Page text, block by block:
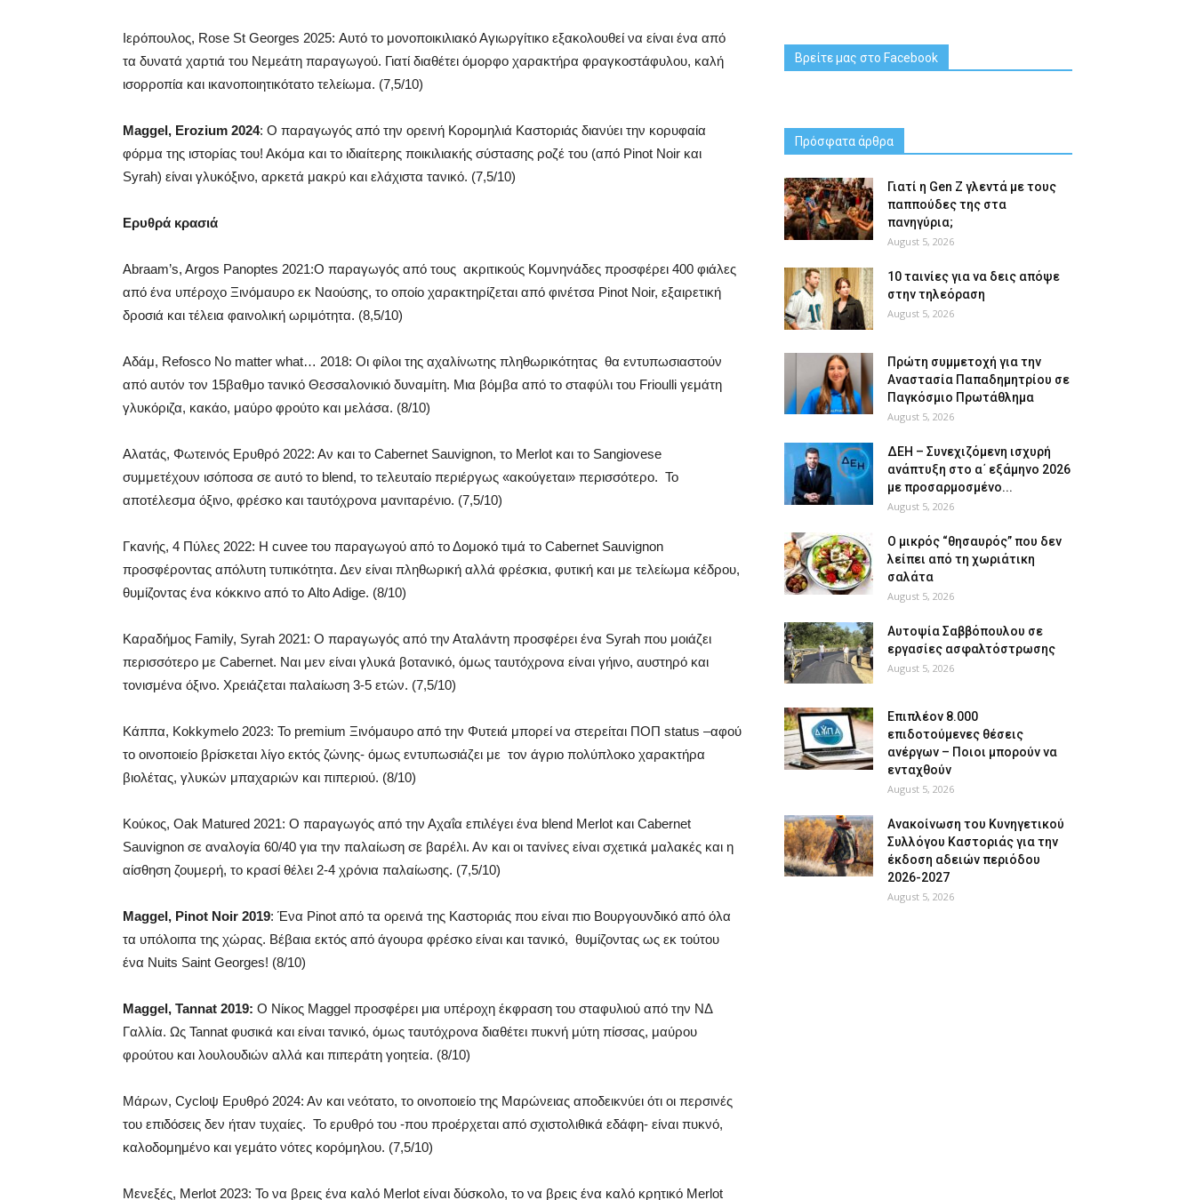
Ιερόπουλος, Rose St Georges 2025: Αυτό το μονοποικιλιακό Αγιωργίτικο εξακολουθεί να είναι ένα από
τα δυνατά χαρτιά του Νεμεάτη παραγωγού. Γιατί διαθέτει όμορφο χαρακτήρα φραγκοστάφυλου, καλή
ισορροπία και ικανοποιητικότατο τελείωμα. (7,5/10)
Maggel, Erozium 2024: Ο παραγωγός από την ορεινή Κορομηλιά Καστοριάς διανύει την κορυφαία
φόρμα της ιστορίας του! Ακόμα και το ιδιαίτερης ποικιλιακής σύστασης ροζέ του (από Pinot Noir και
Syrah) είναι γλυκόξινο, αρκετά μακρύ και ελάχιστα τανικό. (7,5/10)
Ερυθρά κρασιά
Abraam’s, Argos Panoptes 2021:O παραγωγός από τους ακριτικούς Κομνηνάδες προσφέρει 400 φιάλες
από ένα υπέροχο Ξινόμαυρο εκ Ναούσης, το οποίο χαρακτηρίζεται από φινέτσα Pinot Noir, εξαιρετική
δροσιά και τέλεια φαινολική ωριμότητα. (8,5/10)
Αδάμ, Refosco No matter what… 2018: Οι φίλοι της αχαλίνωτης πληθωρικότητας θα εντυπωσιαστούν
από αυτόν τον 15βαθμο τανικό Θεσσαλονικιό δυναμίτη. Μια βόμβα από το σταφύλι του Frioulli γεμάτη
γλυκόριζα, κακάο, μαύρο φρούτο και μελάσα. (8/10)
Αλατάς, Φωτεινός Ερυθρό 2022: Αν και το Cabernet Sauvignon, το Merlot και το Sangiovese
συμμετέχουν ισόποσα σε αυτό το blend, το τελευταίο περιέργως «ακούγεται» περισσότερο. Το
αποτέλεσμα όξινο, φρέσκο και ταυτόχρονα μανιταρένιο. (7,5/10)
Γκανής, 4 Πύλες 2022: Η cuvee του παραγωγού από το Δομοκό τιμά το Cabernet Sauvignon
προσφέροντας απόλυτη τυπικότητα. Δεν είναι πληθωρική αλλά φρέσκια, φυτική και με τελείωμα κέδρου,
θυμίζοντας ένα κόκκινο από το Alto Adige. (8/10)
Καραδήμος Family, Syrah 2021: Ο παραγωγός από την Αταλάντη προσφέρει ένα Syrah που μοιάζει
περισσότερο με Cabernet. Ναι μεν είναι γλυκά βοτανικό, όμως ταυτόχρονα είναι γήινο, αυστηρό και
τονισμένα όξινο. Χρειάζεται παλαίωση 3-5 ετών. (7,5/10)
Κάππα, Kokkymelo 2023: Το premium Ξινόμαυρο από την Φυτειά μπορεί να στερείται ΠΟΠ status –αφού
το οινοποιείο βρίσκεται λίγο εκτός ζώνης- όμως εντυπωσιάζει με τον άγριο πολύπλοκο χαρακτήρα
βιολέτας, γλυκών μπαχαριών και πιπεριού. (8/10)
Κούκος, Oak Matured 2021: Ο παραγωγός από την Αχαΐα επιλέγει ένα blend Merlot και Cabernet
Sauvignon σε αναλογία 60/40 για την παλαίωση σε βαρέλι. Αν και οι τανίνες είναι σχετικά μαλακές και η
αίσθηση ζουμερή, το κρασί θέλει 2-4 χρόνια παλαίωσης. (7,5/10)
Maggel, Pinot Noir 2019: Ένα Pinot από τα ορεινά της Καστοριάς που είναι πιο Βουργουνδικό από όλα
τα υπόλοιπα της χώρας. Βέβαια εκτός από άγουρα φρέσκο είναι και τανικό, θυμίζοντας ως εκ τούτου
ένα Nuits Saint Georges! (8/10)
Maggel, Tannat 2019: Ο Νίκος Maggel προσφέρει μια υπέροχη έκφραση του σταφυλιού από την ΝΔ
Γαλλία. Ως Tannat φυσικά και είναι τανικό, όμως ταυτόχρονα διαθέτει πυκνή μύτη πίσσας, μαύρου
φρούτου και λουλουδιών αλλά και πιπεράτη γοητεία. (8/10)
Μάρων, Cycloψ Ερυθρό 2024: Αν και νεότατο, το οινοποιείο της Μαρώνειας αποδεικνύει ότι οι περσινές
του επιδόσεις δεν ήταν τυχαίες. Το ερυθρό του -που προέρχεται από σχιστολιθικά εδάφη- είναι πυκνό,
καλοδομημένο και γεμάτο νότες κορόμηλου. (7,5/10)
Μενεξές, Merlot 2023: Το να βρεις ένα καλό Merlot είναι δύσκολο, το να βρεις ένα καλό κρητικό Merlot
Βρείτε μας στο Facebook
Πρόσφατα άρθρα
Γιατί η Gen Z γλεντά με τους
παππούδες της στα
πανηγύρια;
August 5, 2026
10 ταινίες για να δεις απόψε
στην τηλεόραση
August 5, 2026
Πρώτη συμμετοχή για την
Αναστασία Παπαδημητρίου σε
Παγκόσμιο Πρωτάθλημα
August 5, 2026
ΔΕΗ – Συνεχιζόμενη ισχυρή
ανάπτυξη στο α΄ εξάμηνο 2026
με προσαρμοσμένο...
August 5, 2026
O μικρός “θησαυρός” που δεν
λείπει από τη χωριάτικη
σαλάτα
August 5, 2026
Αυτοψία Σαββόπουλου σε
εργασίες ασφαλτόστρωσης
August 5, 2026
Επιπλέον 8.000
επιδοτούμενες θέσεις
ανέργων – Ποιοι μπορούν να
ενταχθούν
August 5, 2026
Ανακοίνωση του Κυνηγετικού
Συλλόγου Καστοριάς για την
έκδοση αδειών περιόδου
2026-2027
August 5, 2026